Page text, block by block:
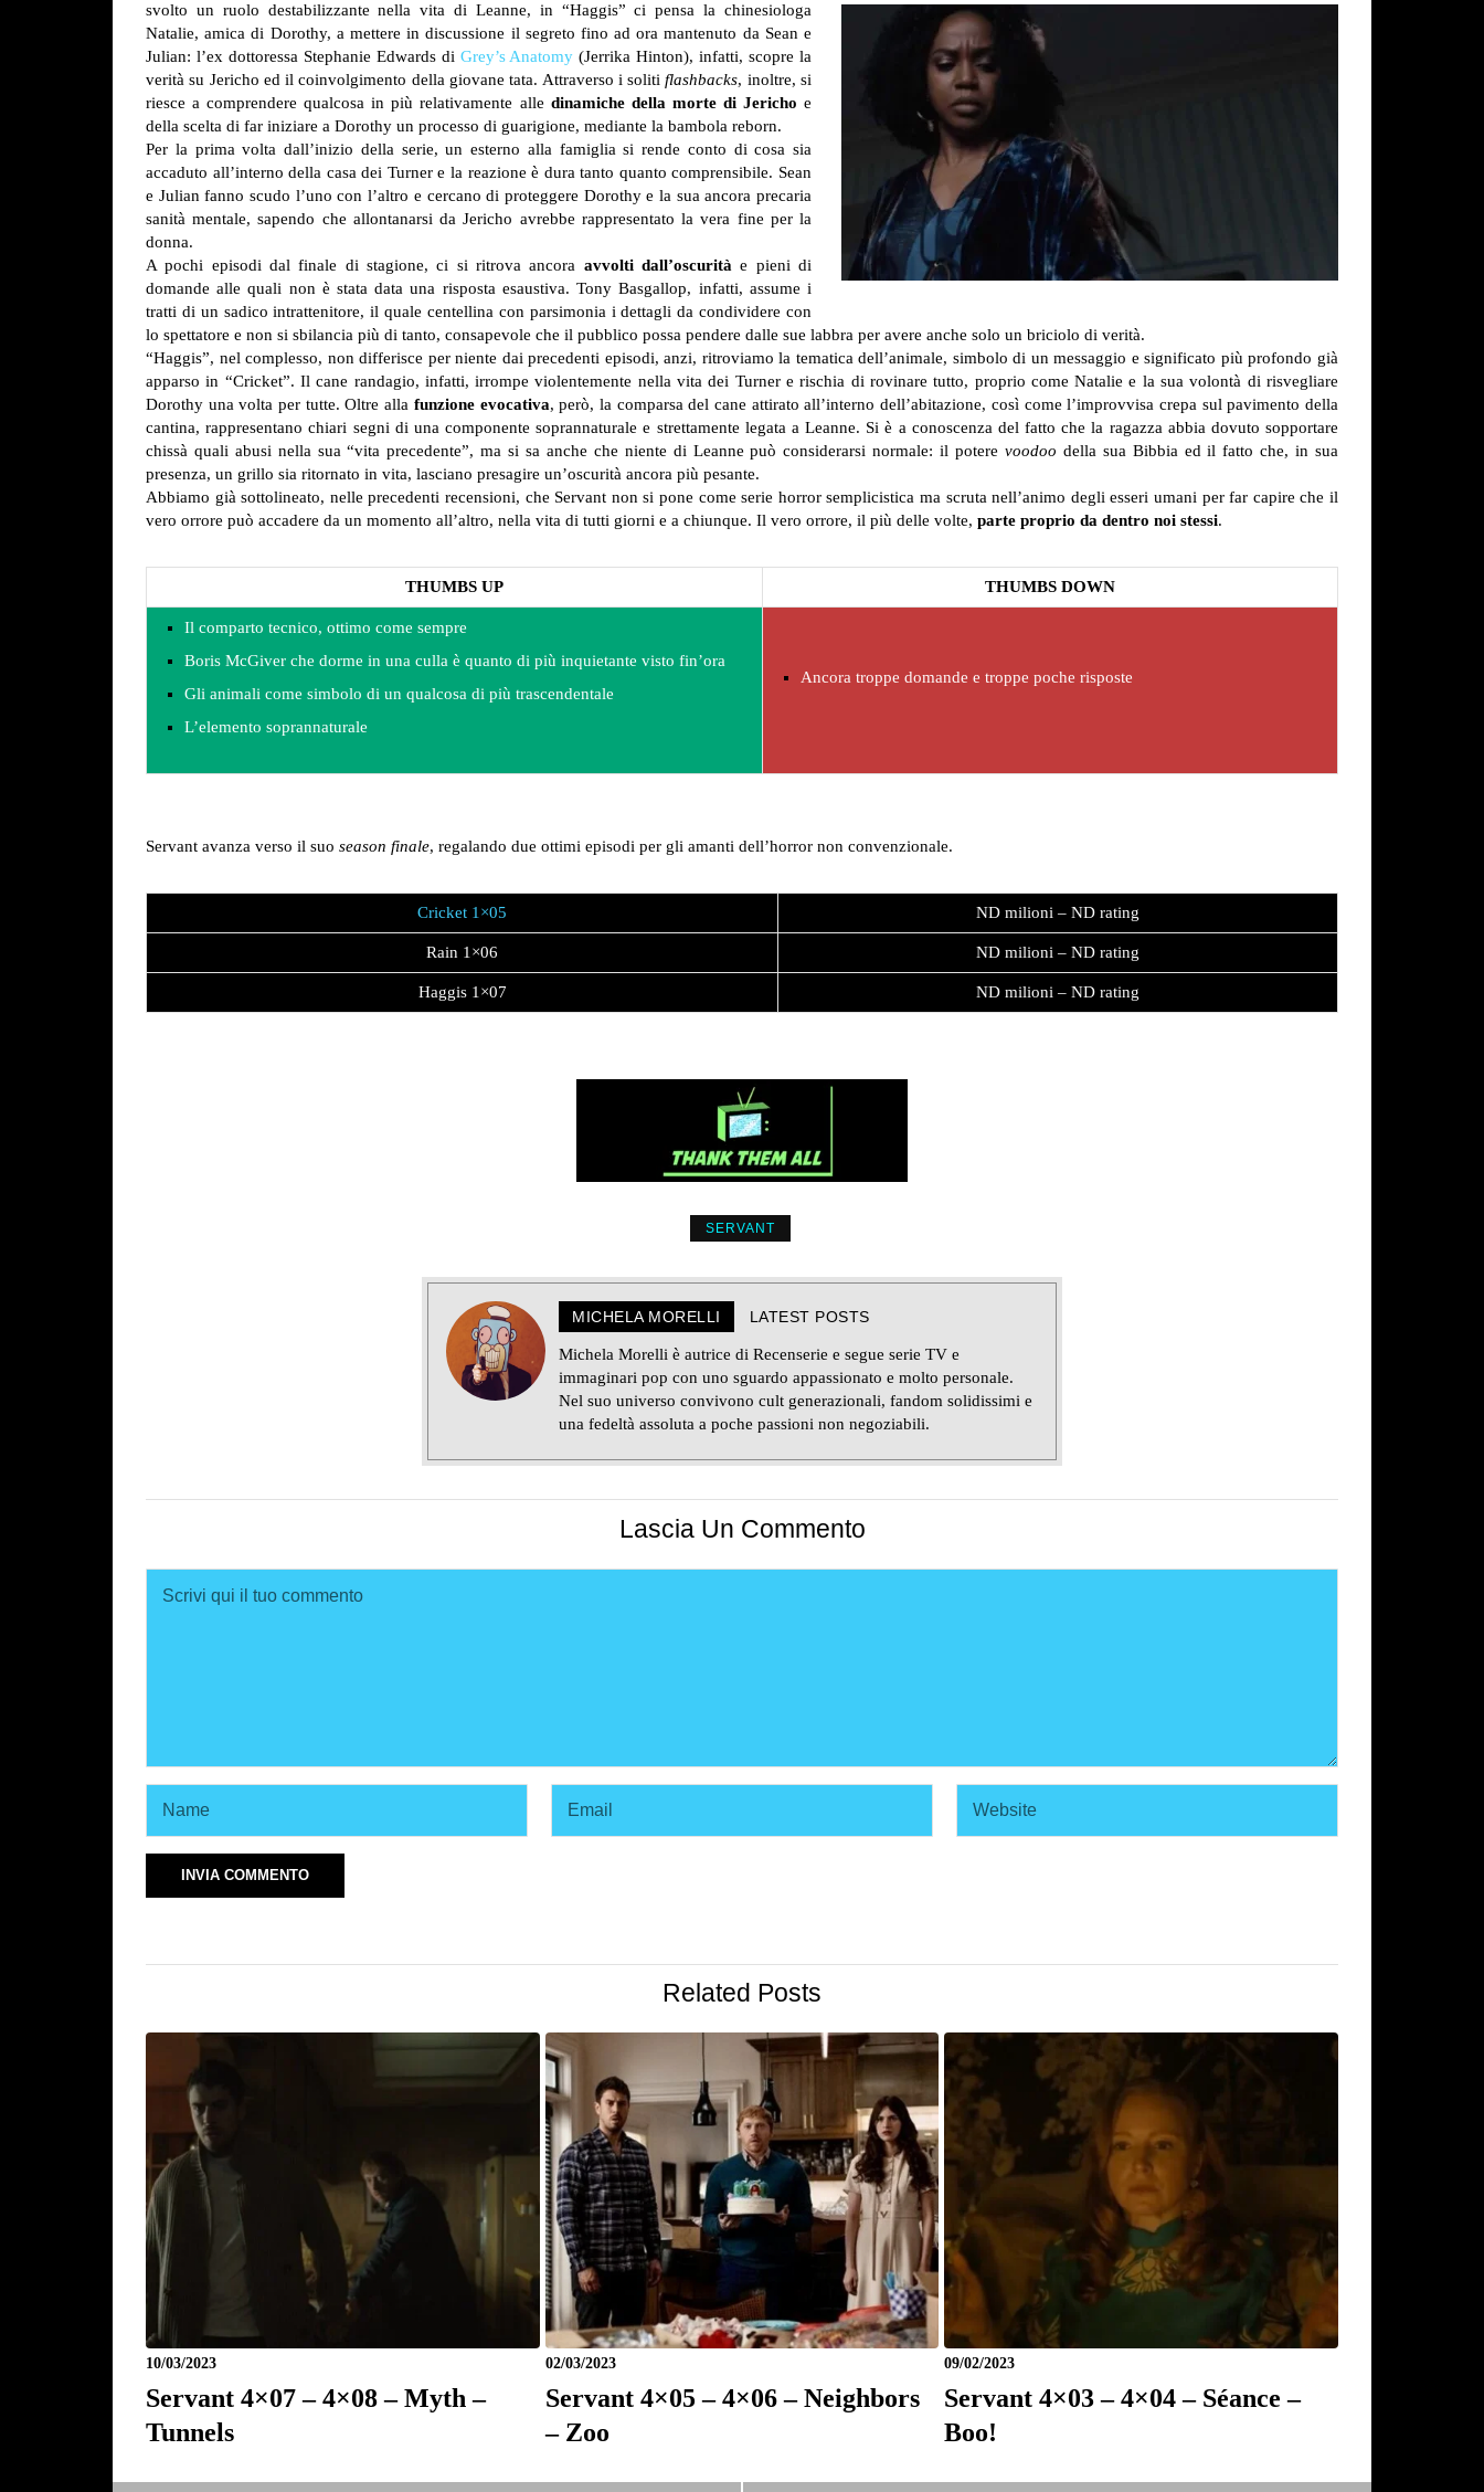
svolto un ruolo destabilizzante nella vita di Leanne, in “Haggis” ci pensa la chinesiologa
Natalie, amica di Dorothy, a mettere in discussione il segreto fino ad ora mantenuto da Sean e
Julian: l’ex dottoressa Stephanie Edwards di Grey’s Anatomy (Jerrika Hinton), infatti, scopre la
verità su Jericho ed il coinvolgimento della giovane tata. Attraverso i solitiflashbacks, inoltre, si
riesce a comprendere qualcosa in più relativamente alle dinamiche della morte di Jericho e
della scelta di far iniziare a Dorothy un processo di guarigione, mediante la bambola reborn.
Per la prima volta dall’inizio della serie, un esterno alla famiglia si rende conto di cosa sia
accaduto all’interno della casa dei Turner e la reazione è dura tanto quanto comprensibile. Sean
e Julian fanno scudo l’uno con l’altro e cercano di proteggere Dorothy e la sua ancora precaria
sanità mentale, sapendo che allontanarsi da Jericho avrebbe rappresentato la vera fine per la
donna.
A pochi episodi dal finale di stagione, ci si ritrova ancora avvolti dall’oscuritàe pieni di
domande alle quali non è stata data una risposta esaustiva. Tony Basgallop, infatti, assume i
tratti di un sadico intrattenitore, il quale centellina con parsimonia i dettagli da condividere con
lo spettatore e non si sbilancia più di tanto, consapevole che il pubblico possa pendere dalle sue labbra per avere anche solo un briciolo di verità.
“Haggis”, nel complesso, non differisce per niente dai precedenti episodi, anzi, ritroviamo la tematica dell’animale, simbolo di un messaggio e significato più profondo già
apparso in “Cricket”. Il cane randagio, infatti, irrompe violentemente nella vita dei Turner e rischia di rovinare tutto, proprio come Natalie e la sua volontà di risvegliare
Dorothy una volta per tutte. Oltre alla funzione evocativa, però, la comparsa del cane attirato all’interno dell’abitazione, così come l’improvvisa crepa sul pavimento della
cantina, rappresentano chiari segni di una componente soprannaturale e strettamente legata a Leanne. Si è a conoscenza del fatto che la ragazza abbia dovuto sopportare
chissà quali abusi nella sua “vita precedente”, ma si sa anche che niente di Leanne può considerarsi normale: il potere voodoo della sua Bibbia ed il fatto che, in sua
presenza, un grillo sia ritornato in vita, lasciano presagire un’oscurità ancora più pesante.
Abbiamo già sottolineato, nelle precedenti recensioni, che Servant non si pone come serie horror semplicistica ma scruta nell’animo degli esseri umani per far capire che il
vero orrore può accadere da un momento all’altro, nella vita di tutti giorni e a chiunque. Il vero orrore, il più delle volte, parte proprio da dentro noi stessi.
THUMBS UP THUMBS DOWN
Il comparto tecnico, ottimo come sempre
Boris McGiver che dorme in una culla è quanto di più inquietante visto fin’ora
Gli animali come simbolo di un qualcosa di più trascendentale
L’elemento soprannaturale
Ancora troppe domande e troppe poche risposte
Servant avanza verso il suo season finale, regalando due ottimi episodi per gli amanti dell’horror non convenzionale.
Cricket 1×05 ND milioni – ND rating
Rain 1×06 ND milioni – ND rating
Haggis 1×07 ND milioni – ND rating
SERVANT
MICHELA MORELLI LATEST POSTS
Michela Morelli è autrice di Recenserie e segue serie TV e
immaginari pop con uno sguardo appassionato e molto personale.
Nel suo universo convivono cult generazionali, fandom solidissimi e
una fedeltà assoluta a poche passioni non negoziabili.
Lascia Un Commento
Related Posts
10/03/2023
Servant 4×07 – 4×08 – Myth –
Tunnels
02/03/2023
Servant 4×05 – 4×06 – Neighbors
– Zoo
09/02/2023
Servant 4×03 – 4×04 – Séance –
Boo!